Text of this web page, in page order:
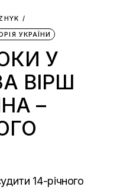
УКРАЇНИ
У
ВІРШ
–
14-річного